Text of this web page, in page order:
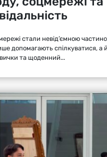
стали невід’ємною
допомагають спілкуватися, а
та щоденний...